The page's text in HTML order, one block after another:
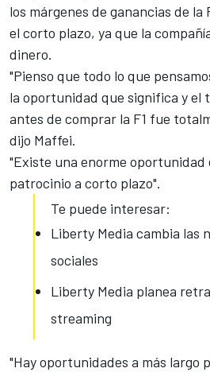
los márgenes de ganancias de la
el corto plazo, ya que la
dinero.
"Pienso que todo lo que
la oportunidad que significa y el
antes de comprar la F1 fue
dijo Maffei.
"Existe una enorme oportunidad
patrocinio a corto plazo".
Te puede interesar:
Liberty Media cambia las
sociales
Liberty Media planea
streaming
"Hay oportunidades a más largo